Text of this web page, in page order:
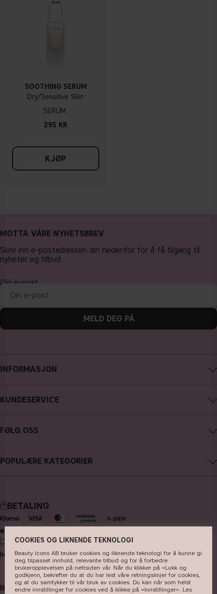
SOOTHING SERUM
Dry/Sensitive Skin
SERUM
295 KR
KJØP
INFORMASJON
Karriere
KUNDESERVICE
Angre kjøp
FØLG OSS
Facebook
Pinterest
POPULÆRE KATEGORIER
sminke
parfyme
koster & tilbehør
MOTTA VÅRE NYHETSBREV
Skriv inn e-postadressen din nedenfor for å få tilgang til
nyheter og tilbud.
Din e-post
MELD DEG PÅ
BETALING
LEVERING
NO NOK
COOKIES OG LIKNENDE TEKNOLOGI
Beauty Icons AB bruker cookies og liknende teknologi for å kunne gi
deg tilpasset innhold, relevante tilbud og for å forbedre
brukeropplevelsen på nettsiden vår. Når du klikker på «Lukk og
godkjenn, bekrefter du at du har lest våre retningslinjer for cookies,
og at du samtykker til vår bruk av cookies. Du kan når som helst
endre innstillinger for cookies ved å klikke på «Innstillinger». Les